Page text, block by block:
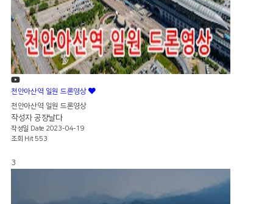
천안아산역 일원 드론영상
천안아산역 일원 드론영상
작성자 공장날다
작성일 Date 2023-04-19
조회 Hit 553
3